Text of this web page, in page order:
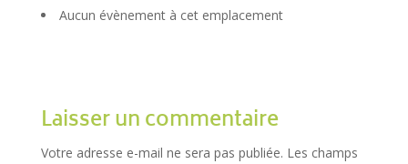
Aucun évènement à cet emplacement
Laisser un commentaire
Votre adresse e-mail ne sera pas publiée. Les champs